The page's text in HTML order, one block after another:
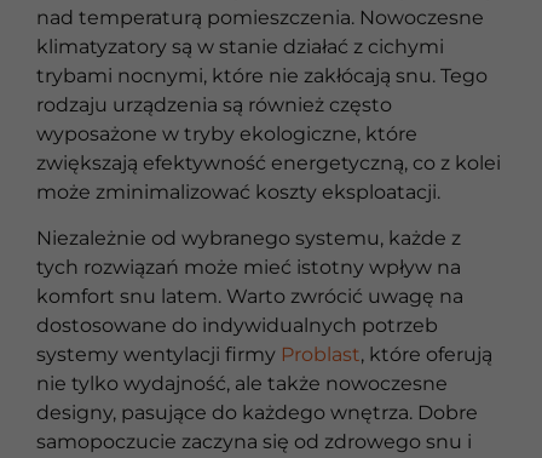
nad temperaturą pomieszczenia. Nowoczesne
klimatyzatory są w stanie działać z cichymi
trybami nocnymi, które nie zakłócają snu. Tego
rodzaju urządzenia są również często
wyposażone w tryby ekologiczne, które
zwiększają efektywność energetyczną, co z kolei
może zminimalizować koszty eksploatacji.
Niezależnie od wybranego systemu, każde z
tych rozwiązań może mieć istotny wpływ na
komfort snu latem. Warto zwrócić uwagę na
dostosowane do indywidualnych potrzeb
systemy wentylacji firmy Problast, które oferują
nie tylko wydajność, ale także nowoczesne
designy, pasujące do każdego wnętrza. Dobre
samopoczucie zaczyna się od zdrowego snu i